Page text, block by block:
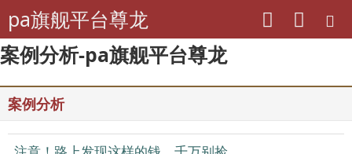
案例分析-pa旗舰平台尊龙
pa旗舰平台尊龙
案例分析